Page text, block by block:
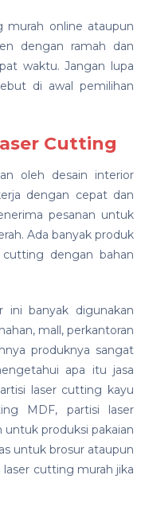
murah online ataupun
dengan ramah dan
waktu. Jangan lupa
di awal pemilihan
Cutting
oleh desain interior
dengan cepat dan
pesanan untuk
Ada banyak produk
dengan bahan
ini banyak digunakan
mall, perkantoran
produknya sangat
apa itu jasa
laser cutting kayu
MDF, partisi laser
untuk produksi pakaian
untuk brosur ataupun
laser cutting murah jika